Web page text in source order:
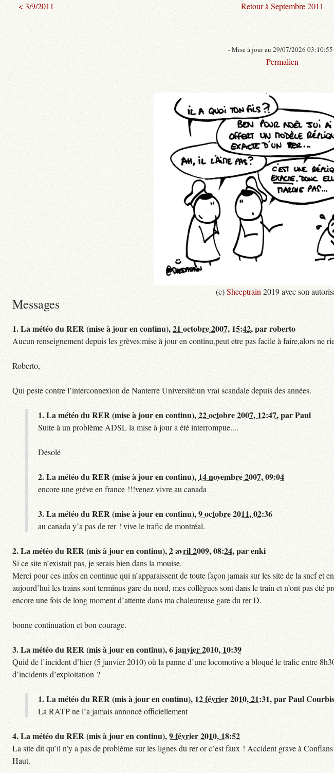
< 3/9/2011 Retour à Septembre 2011
- Mise à jour au 29/07/2026 03:10:55
Permalien
(c)Sheeptrain 2019 avec son
Messages
1.La météo du RER (mise à jour en continu),21 octobre 2007, 15:42,parroberto
Aucun renseignement depuis les grèves:mise à jour en continu,peut etre pas facile à faire,alors ne
Roberto,
Qui peste contre l’interconnexion de Nanterre Université:un vrai scandale depuis des années.
1.La météo du RER (mise à jour en continu),22 octobre 2007, 12:47,parPaul
Suite à un problème ADSL la mise à jour a été interrompue....
Désolé
2.La météo du RER (mise à jour en continu), 14 novembre 2007, 09:04
encore une gréve en france !!!venez vivre au canada
3.La météo du RER (mise à jour en continu),9 octobre 2011, 02:36
au canada y’a pas de rer ! vive le trafic de montréal.
2.La météo du RER (mis à jour en continu),2 avril 2009, 08:24,parenki
Si ce site n’existait pas, je serais bien dans la mouise.
Merci pour ces infos en continue qui n’apparaissent de toute façon jamais sur les site de la sncf et
aujourd’hui les trains sont terminus gare du nord, mes collègues sont dans le train et n’ont pas été
encore une fois de long moment d’attente dans ma chaleureuse gare du rer D.
bonne continuation et bon courage.
3.La météo du RER (mis à jour en continu),6 janvier 2010, 10:39
Quid de l’incident d’hier (5 janvier 2010) où la panne d’une locomotive a bloqué le trafic entre
d’incidents d’exploitation ?
1.La météo du RER (mis à jour en continu), 12 février 2010, 21:31,parPaul Courbis
La RATP ne l’a jamais annoncé officiellement
4.La météo du RER (mis à jour en continu),9 février 2010, 18:52
La site dit qu’il n’y a pas de problème sur les lignes du rer or c’est faux ! Accident grave à
Haut.